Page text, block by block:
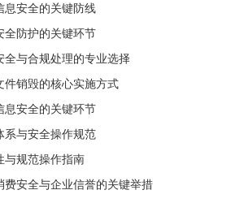
息安全的关键防线
全防护的关键环节
全与合规处理的专业选择
件销毁的核心实施方式
息安全的关键环节
系与安全操作规范
与规范操作指南
费安全与企业信誉的关键举措